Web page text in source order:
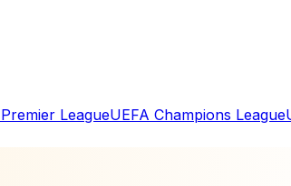
Premier LeagueUEFA Champions League